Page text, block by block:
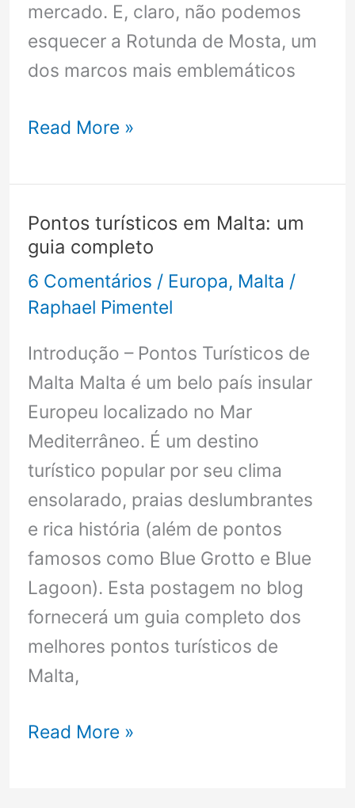
mercado. E, claro, não podemos
esquecer a Rotunda de Mosta, um
dos marcos mais emblemáticos
Mosta,
uma
jóia
escondida
(além
de
Rotunda)
Read More »
Pontos turísticos em Malta: um
guia completo
6 Comentários / Europa, Malta /
Raphael Pimentel
Introdução – Pontos Turísticos de
Malta Malta é um belo país insular
Europeu localizado no Mar
Mediterrâneo. É um destino
turístico popular por seu clima
ensolarado, praias deslumbrantes
e rica história (além de pontos
famosos como Blue Grotto e Blue
Lagoon). Esta postagem no blog
fornecerá um guia completo dos
melhores pontos turísticos de
Malta,
Pontos
Read More »